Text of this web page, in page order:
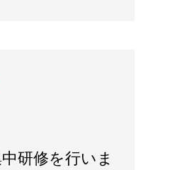
研修を行いま